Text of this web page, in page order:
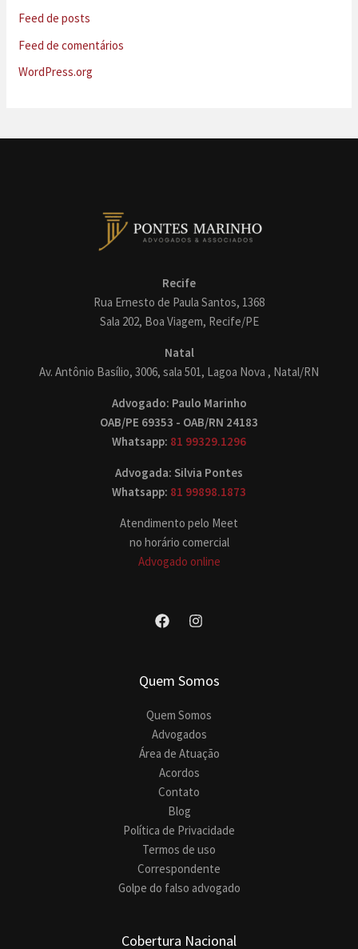
Feed de posts
Feed de comentários
WordPress.org
Recife
Rua Ernesto de Paula Santos, 1368
Sala 202, Boa Viagem, Recife/PE
Natal
Av. Antônio Basílio, 3006, sala 501, Lagoa Nova , Natal/RN
Advogado: Paulo Marinho
OAB/PE 69353 - OAB/RN 24183
Whatsapp: 81 99329.1296
Advogada: Silvia Pontes
Whatsapp: 81 99898.1873
Atendimento pelo Meet
no horário comercial
Advogado online
Quem Somos
Quem Somos
Advogados
Área de Atuação
Acordos
Contato
Blog
Política de Privacidade
Termos de uso
Correspondente
Golpe do falso advogado
Cobertura Nacional